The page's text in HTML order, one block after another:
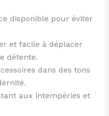
disponible pour éviter
et facile à déplacer
détente.
dans des tons
aux intempéries et